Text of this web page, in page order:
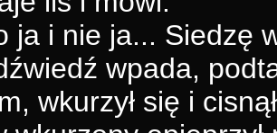
ja i nie ja... Siedzę
wpada,
wkurzył się i